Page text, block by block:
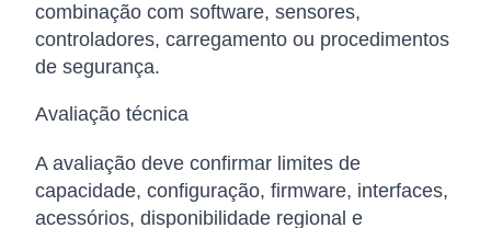
combinação com software, sensores,
controladores, carregamento ou procedimentos
de segurança.
Avaliação técnica
A avaliação deve confirmar limites de
capacidade, configuração, firmware, interfaces,
acessórios, disponibilidade regional e